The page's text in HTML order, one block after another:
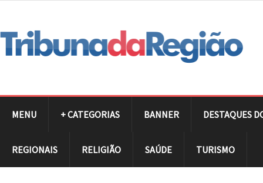
MENU + CATEGORIAS BANNER DESTAQUES
REGIONAIS RELIGIÃO SAÚDE TURISMO